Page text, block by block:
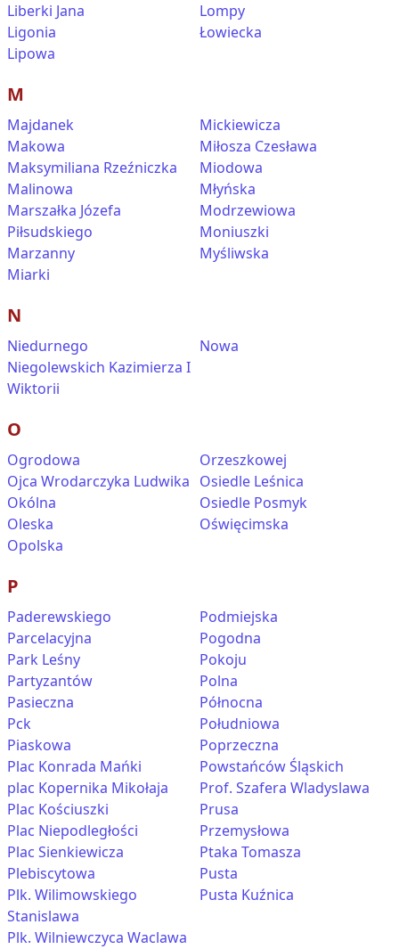
Liberki Jana
Ligonia
Lipowa
Lompy
Łowiecka
M
Majdanek
Makowa
Maksymiliana Rzeźniczka
Malinowa
Marszałka Józefa
Piłsudskiego
Marzanny
Miarki
Mickiewicza
Miłosza Czesława
Miodowa
Młyńska
Modrzewiowa
Moniuszki
Myśliwska
N
Niedurnego
Niegolewskich Kazimierza I
Wiktorii
Nowa
O
Ogrodowa
Ojca Wrodarczyka Ludwika
Okólna
Oleska
Opolska
Orzeszkowej
Osiedle Leśnica
Osiedle Posmyk
Oświęcimska
P
Paderewskiego
Parcelacyjna
Park Leśny
Partyzantów
Pasieczna
Pck
Piaskowa
Plac Konrada Mańki
plac Kopernika Mikołaja
Plac Kościuszki
Plac Niepodległości
Plac Sienkiewicza
Plebiscytowa
Plk. Wilimowskiego
Stanislawa
Plk. Wilniewczyca Waclawa
Podmiejska
Pogodna
Pokoju
Polna
Północna
Południowa
Poprzeczna
Powstańców Śląskich
Prof. Szafera Wladyslawa
Prusa
Przemysłowa
Ptaka Tomasza
Pusta
Pusta Kuźnica